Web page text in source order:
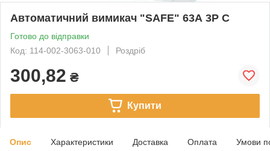
Автоматичний вимикач "SAFE" 63А 3P С
Готово до відправки
Код: 114-002-3063-010
Роздріб
300,82 ₴
Купити
Опис Характеристики Доставка Оплата Умови